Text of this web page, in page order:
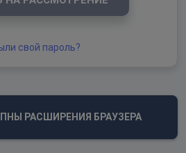
свой пароль?
РАСШИРЕНИЯ БРАУЗЕРА